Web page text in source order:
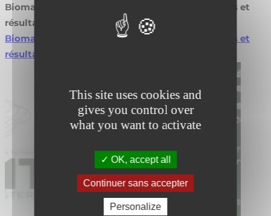
This site uses cookies and
gives you control over
what you want to activate
OK, accept all
Continuer sans accepter
Personalize
Biomasse en agroforesterie : valorisez vos projets et
résultats
Biomasse en agroforesterie : valorisez vos projets et
résultats